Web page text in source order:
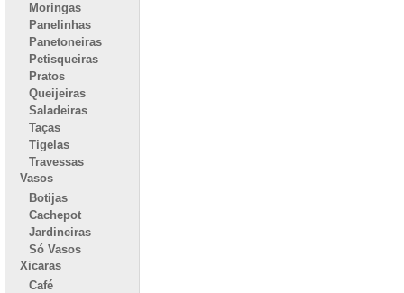
Moringas
Panelinhas
Panetoneiras
Petisqueiras
Pratos
Queijeiras
Saladeiras
Taças
Tigelas
Travessas
Vasos
Botijas
Cachepot
Jardineiras
Só Vasos
Xicaras
Café